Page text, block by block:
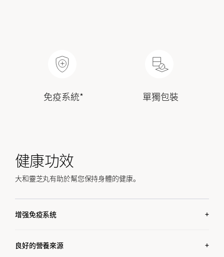
免疫系統* 單獨包裝
健康功效
大和靈芝丸有助於幫您保持身體的健康。
增强免疫系统
並保持身體的健康。*
良好的營養來源